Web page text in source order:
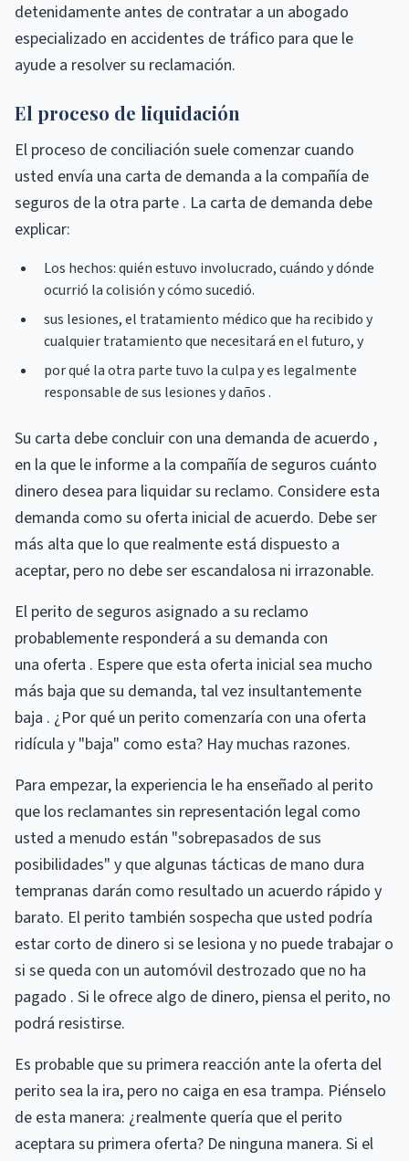
detenidamente antes de contratar a un abogado
especializado en accidentes de tráfico para que le
ayude a resolver su reclamación.
El proceso de liquidación
El proceso de conciliación suele comenzar cuando
usted envía una carta de demanda a la compañía de
seguros de la otra parte . La carta de demanda debe
explicar:
Los hechos: quién estuvo involucrado, cuándo y dónde
ocurrió la colisión y cómo sucedió.
sus lesiones, el tratamiento médico que ha recibido y
cualquier tratamiento que necesitará en el futuro, y
por qué la otra parte tuvo la culpa y es legalmente
responsable de sus lesiones y daños .
Su carta debe concluir con una demanda de acuerdo ,
en la que le informe a la compañía de seguros cuánto
dinero desea para liquidar su reclamo. Considere esta
demanda como su oferta inicial de acuerdo. Debe ser
más alta que lo que realmente está dispuesto a
aceptar, pero no debe ser escandalosa ni irrazonable.
El perito de seguros asignado a su reclamo
probablemente responderá a su demanda con
una oferta . Espere que esta oferta inicial sea mucho
más baja que su demanda, tal vez insultantemente
baja . ¿Por qué un perito comenzaría con una oferta
ridícula y "baja" como esta? Hay muchas razones.
Para empezar, la experiencia le ha enseñado al perito
que los reclamantes sin representación legal como
usted a menudo están "sobrepasados ​​de sus
posibilidades" y que algunas tácticas de mano dura
tempranas darán como resultado un acuerdo rápido y
barato. El perito también sospecha que usted podría
estar corto de dinero si se lesiona y no puede trabajar o
si se queda con un automóvil destrozado que no ha
pagado . Si le ofrece algo de dinero, piensa el perito, no
podrá resistirse.
Es probable que su primera reacción ante la oferta del
perito sea la ira, pero no caiga en esa trampa. Piénselo
de esta manera: ¿realmente quería que el perito
aceptara su primera oferta? De ninguna manera. Si el